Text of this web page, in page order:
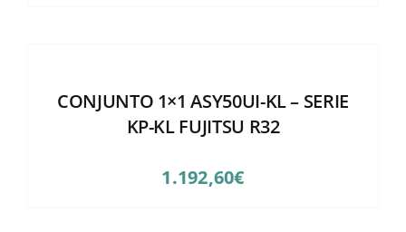
CONJUNTO 1×1 ASY50UI-KL – SERIE
KP-KL FUJITSU R32
1.192,60€